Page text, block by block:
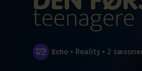
• Reality • 2